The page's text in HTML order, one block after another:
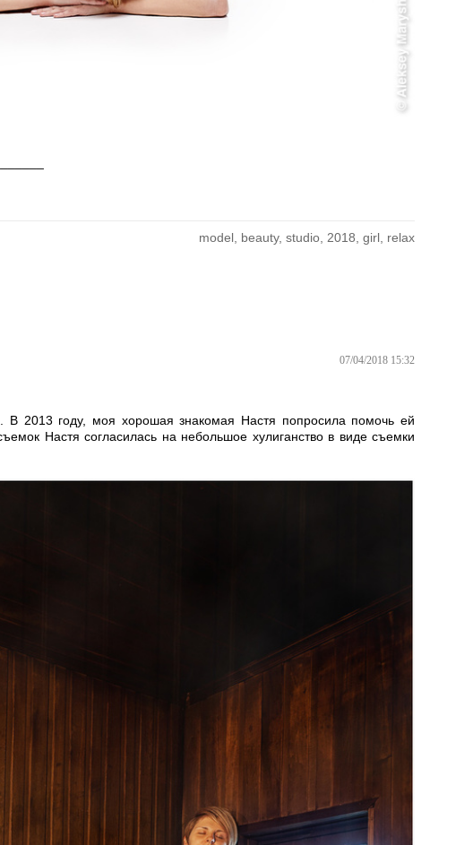
model beauty studio 2018 girl relax
07/04/2018 15:32
2013 году, моя хорошая знакомая Настя попросила помочь ей
Настя согласилась на небольшое хулиганство в виде съемки